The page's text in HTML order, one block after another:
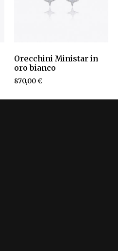
Orecchini Ministar in
oro bianco
870,00€